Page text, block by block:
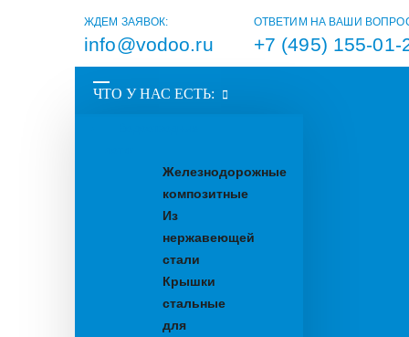
ЖДЕМ ЗАЯВОК:
info@vodoo.ru
ОТВЕТИМ НА ВАШИ
+7 (495) 155-01-
ЧТО У НАС ЕСТЬ:
Железнодорожные
композитные
Из
нержавеющей
стали
Крышки
стальные
для